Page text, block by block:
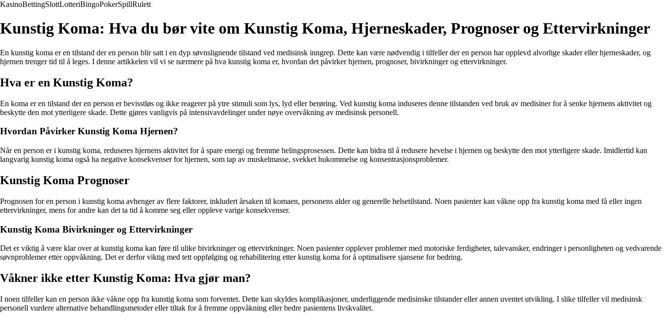
KasinoBettingSlottLotteriBingoPokerSpillRulett
Kunstig Koma: Hva du bør vite om Kunstig Koma, Hjerneskader, Prognoser og Ettervirkninger
En kunstig koma er en tilstand der en person blir satt i en dyp søvnslignende tilstand ved medisinsk inngrep. Dette kan være nødvendig i tilfeller der en person har opplevd alvorlige skader eller hjerneskader, og
hjernen trenger tid til å leges. I denne artikkelen vil vi se nærmere på hva kunstig koma er, hvordan det påvirker hjernen, prognoser, bivirkninger og ettervirkninger.
Hva er en Kunstig Koma?
En koma er en tilstand der en person er bevisstløs og ikke reagerer på ytre stimuli som lys, lyd eller berøring. Ved kunstig koma induseres denne tilstanden ved bruk av medisiner for å senke hjernens aktivitet og
beskytte den mot ytterligere skade. Dette gjøres vanligvis på intensivavdelinger under nøye overvåkning av medisinsk personell.
Hvordan Påvirker Kunstig Koma Hjernen?
Når en person er i kunstig koma, reduseres hjernens aktivitet for å spare energi og fremme helingsprosessen. Dette kan bidra til å redusere hevelse i hjernen og beskytte den mot ytterligere skade. Imidlertid kan
langvarig kunstig koma også ha negative konsekvenser for hjernen, som tap av muskelmasse, svekket hukommelse og konsentrasjonsproblemer.
Kunstig Koma Prognoser
Prognosen for en person i kunstig koma avhenger av flere faktorer, inkludert årsaken til komaen, personens alder og generelle helsetilstand. Noen pasienter kan våkne opp fra kunstig koma med få eller ingen
ettervirkninger, mens for andre kan det ta tid å komme seg eller oppleve varige konsekvenser.
Kunstig Koma Bivirkninger og Ettervirkninger
Det er viktig å være klar over at kunstig koma kan føre til ulike bivirkninger og ettervirkninger. Noen pasienter opplever problemer med motoriske ferdigheter, talevansker, endringer i personligheten og vedvarende
søvnproblemer etter oppvåkning. Det er derfor viktig med tett oppfølging og rehabilitering etter kunstig koma for å optimalisere sjansene for bedring.
Våkner ikke etter Kunstig Koma: Hva gjør man?
I noen tilfeller kan en person ikke våkne opp fra kunstig koma som forventet. Dette kan skyldes komplikasjoner, underliggende medisinske tilstander eller annen uventet utvikling. I slike tilfeller vil medisinsk
personell vurdere alternative behandlingsmetoder eller tiltak for å fremme oppvåkning eller bedre pasientens livskvalitet.